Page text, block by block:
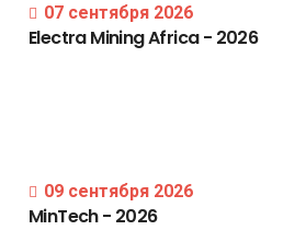
07 сентября 2026
ElectraMiningAfrica- 2026
09 сентября 2026
MinTech- 2026